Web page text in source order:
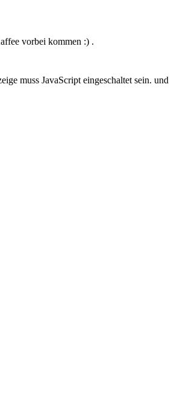
vorbei kommen :) .
muss JavaScript eingeschaltet sein. und